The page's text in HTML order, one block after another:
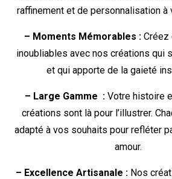
raffinement et de personnalisation à
– Moments Mémorables : Créez
inoubliables avec nos créations qui
et qui apporte de la gaieté
– Large Gamme : Votre histoire
créations sont là pour l’illustrer.
adapté à vos souhaits pour refléter
amour.
– Excellence Artisanale : Nos